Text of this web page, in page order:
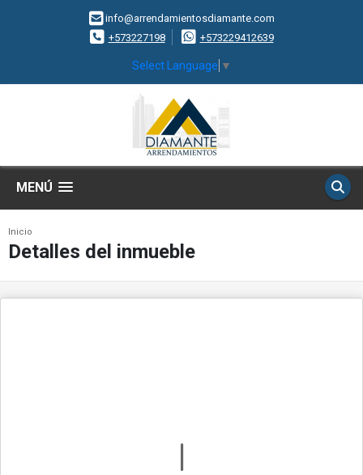
info@arrendamientosdiamante.com
+573227198
+573229412639
Select Language ▼
MENÚ
Inicio
Detalles del inmueble